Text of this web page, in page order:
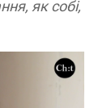
як собі,